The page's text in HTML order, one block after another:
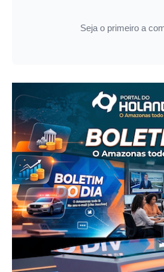
Seja o primeiro a